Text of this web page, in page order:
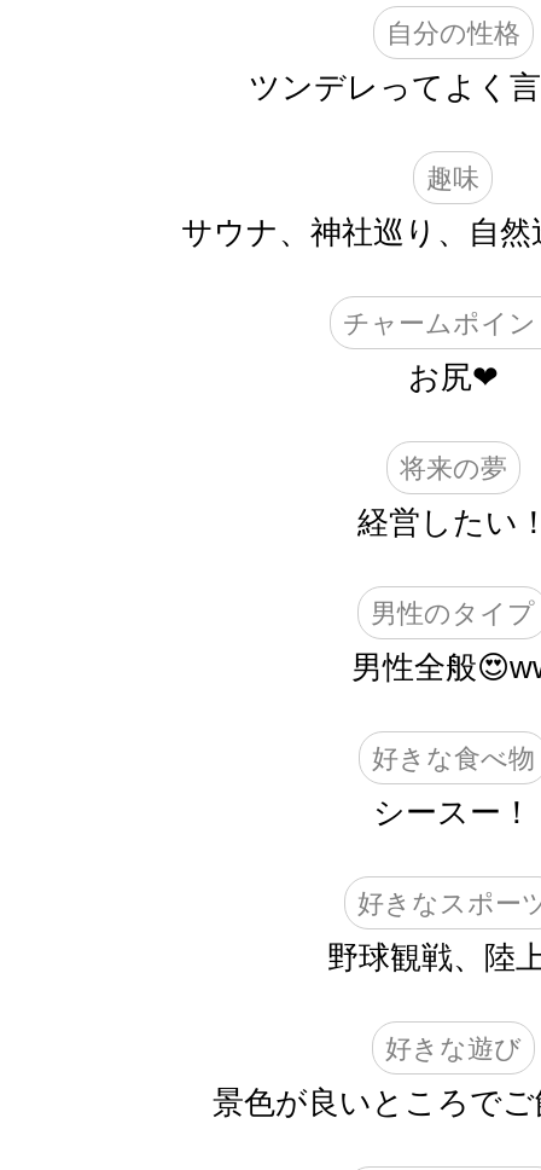
自分の性格
ツンデレってよく
趣味
サウナ、神社巡り、自
チャームポイ
お尻❤︎
将来の夢
経営したい
男性のタイプ
男性全般
好きな食べ物
シースー！
好きなスポー
野球観戦、陸
好きな遊び
景色が良いところで